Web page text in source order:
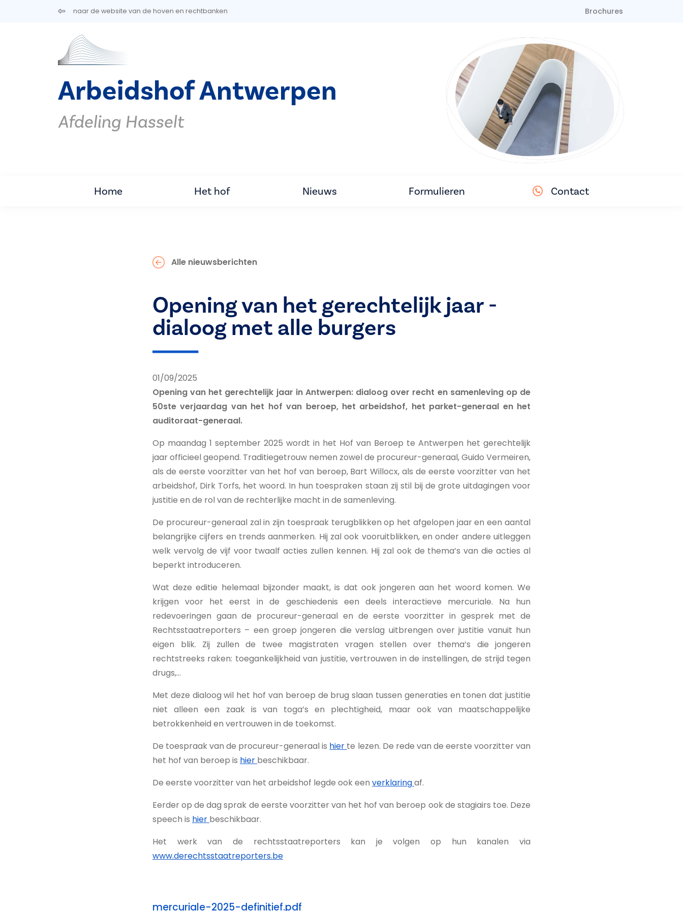
Overslaan en naar de inhoud gaannaar de website van de hoven en rechtbanken Brochures
Arbeidshof Antwerpen
Afdeling Hasselt
Home Het hof Nieuws Formulieren Contact
Alle nieuwsberichten
Opening van het gerechtelijk jaar -
dialoog met alle burgers
01/09/2025
Opening van het gerechtelijk jaar in Antwerpen: dialoog over recht en samenleving op de
50ste verjaardag van het hof van beroep, het arbeidshof, het parket-generaal en het
auditoraat-generaal.
Op maandag 1 september 2025 wordt in het Hof van Beroep te Antwerpen het gerechtelijk
jaar officieel geopend. Traditiegetrouw nemen zowel de procureur-generaal, Guido Vermeiren,
als de eerste voorzitter van het hof van beroep, Bart Willocx, als de eerste voorzitter van het
arbeidshof, Dirk Torfs, het woord. In hun toespraken staan zij stil bij de grote uitdagingen voor
justitie en de rol van de rechterlijke macht in de samenleving.
De procureur-generaal zal in zijn toespraak terugblikken op het afgelopen jaar en een aantal
belangrijke cijfers en trends aanmerken. Hij zal ook vooruitblikken, en onder andere uitleggen
welk vervolg de vijf voor twaalf acties zullen kennen. Hij zal ook de thema’s van die acties al
beperkt introduceren.
Wat deze editie helemaal bijzonder maakt, is dat ook jongeren aan het woord komen. We
krijgen voor het eerst in de geschiedenis een deels interactieve mercuriale. Na hun
redevoeringen gaan de procureur-generaal en de eerste voorzitter in gesprek met de
Rechtsstaatreporters – een groep jongeren die verslag uitbrengen over justitie vanuit hun
eigen blik. Zij zullen de twee magistraten vragen stellen over thema’s die jongeren
rechtstreeks raken: toegankelijkheid van justitie, vertrouwen in de instellingen, de strijd tegen
drugs,...
Met deze dialoog wil het hof van beroep de brug slaan tussen generaties en tonen dat justitie
niet alleen een zaak is van toga’s en plechtigheid, maar ook van maatschappelijke
betrokkenheid en vertrouwen in de toekomst.
De toespraak van de procureur-generaal is hier te lezen. De rede van de eerste voorzitter van
het hof van beroep is hier beschikbaar.
De eerste voorzitter van het arbeidshof legde ook een verklaringaf.
Eerder op de dag sprak de eerste voorzitter van het hof van beroep ook de stagiairs toe. Deze
speech is hier beschikbaar.
Het werk van de rechtsstaatreporters kan je volgen op hun kanalen via
www.derechtsstaatreporters.be
mercuriale-2025-definitief.pdf